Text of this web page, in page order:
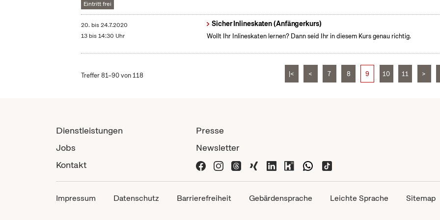
Eintritt frei
20. bis24.7.2020
13 bis 14:30 Uhr
Sicher Inlineskaten (Anfängerkurs)
Wollt Ihr Inlineskaten lernen? Dann seid Ihr in diesem Kurs genau richtig.
Treffer 81–90 von 118 |< < 7 8 9 10 11 >
Dienstleistungen
Jobs
Kontakt
Presse
Newsletter
Impressum Datenschutz Barrierefreiheit Gebärdensprache Leichte Sprache Sitemap